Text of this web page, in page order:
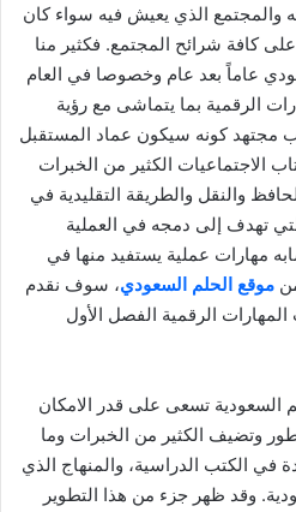
والمجتمع الذي يعيش فيه سواء كان
كافة شرائح المجتمع. فكثير منا
عاماً بعد عام وخصوصا في العام
الرقمية بما يتماشى مع رؤية
مجتهد كونه سيكون عماد المستقبل
الاجتماعيات الكثير من الخبرات
والنقل والطريقة التقليدية في
تهدف إلى دمجه في العملية
مهارات عملية يستفيد منها في
موقع الحلم السعودي، سوف نقدم
الرقمية الفصل الأول
السعودية تسعى على قدر الامكان
وتضيف الكثير من الخبرات وما
في الكتب الدراسية، والمنهاج الذي
وقد ظهر جزء من هذا التطوير